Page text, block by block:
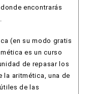
encontrarás
(en su modo gratis
es un curso
de repasar los
la aritmética, una de
de las